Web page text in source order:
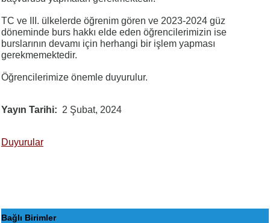
TC ve III. ülkelerde öğrenim gören ve 2023-2024 güz
döneminde burs hakkı elde eden öğrencilerimizin ise
burslarının devamı için herhangi bir işlem yapması
gerekmemektedir.
Öğrencilerimize önemle duyurulur.
Yayın Tarihi 2 Şubat, 2024
Duyurular
Bağlı Birimler